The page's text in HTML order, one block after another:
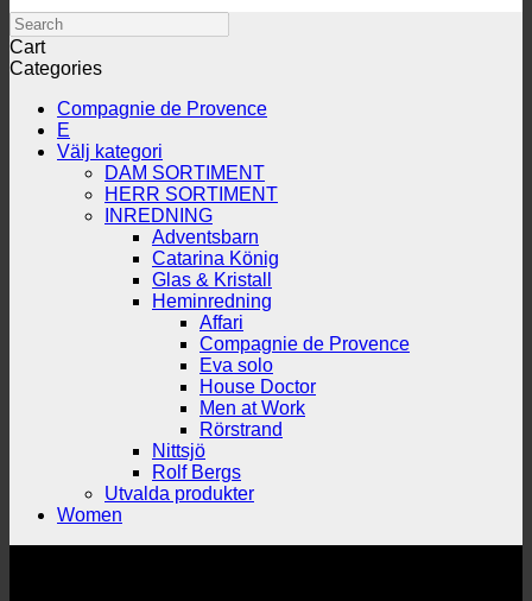
Search
Cart
Categories
Compagnie de Provence
E
Välj kategori
DAM SORTIMENT
HERR SORTIMENT
INREDNING
Adventsbarn
Catarina König
Glas & Kristall
Heminredning
Affari
Compagnie de Provence
Eva solo
House Doctor
Men at Work
Rörstrand
Nittsjö
Rolf Bergs
Utvalda produkter
Women